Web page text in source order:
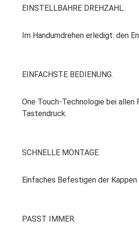
EINSTELLBAHRE DREHZAHL.
Im Handumdrehen erledigt: den
EINFACHSTE BEDIENUNG.
One Touch-Technologie bei allen
Tastendruck.
SCHNELLE MONTAGE.
Einfaches Befestigen der
PASST IMMER.